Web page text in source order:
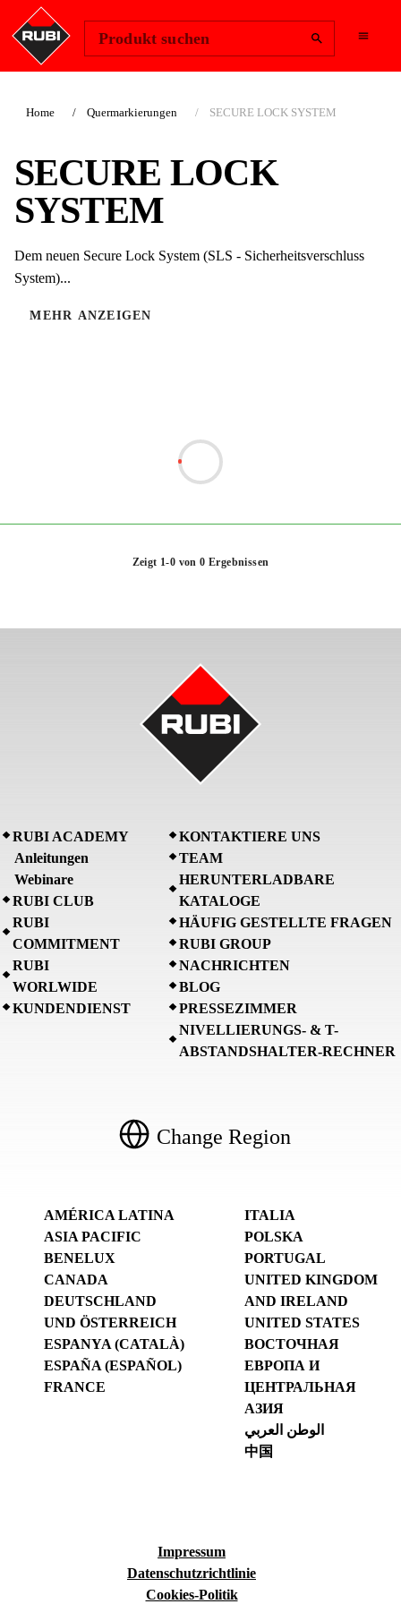
Produkt suchen
Home Quermarkierungen SECURE LOCK SYSTEM
SECURE LOCK
SYSTEM
Dem neuen Secure Lock System (SLS - Sicherheitsverschluss
System)...
MEHR ANZEIGEN
Zeigt 1-0 von 0 Ergebnissen
RUBI ACADEMY
Anleitungen
Webinare
RUBI CLUB
RUBI
COMMITMENT
RUBI
WORLWIDE
KUNDENDIENST
KONTAKTIERE UNS
TEAM
HERUNTERLADBARE
KATALOGE
HÄUFIG GESTELLTE FRAGEN
RUBI GROUP
NACHRICHTEN
BLOG
PRESSEZIMMER
NIVELLIERUNGS- & T-
ABSTANDSHALTER-RECHNER
Change Region
AMÉRICA LATINA
ASIA PACIFIC
BENELUX
CANADA
DEUTSCHLAND
UND ÖSTERREICH
ESPANYA (CATALÀ)
ESPAÑA (ESPAÑOL)
FRANCE
ITALIA
POLSKA
PORTUGAL
UNITED KINGDOM
AND IRELAND
UNITED STATES
ВОСТОЧНАЯ
ЕВРОПА И
ЦЕНТРАЛЬНАЯ
АЗИЯ
الوطن العربي
中国
Impressum
Datenschutzrichtlinie
Cookies-Politik